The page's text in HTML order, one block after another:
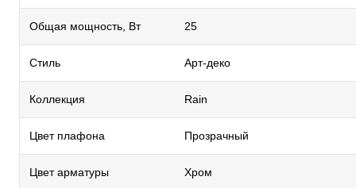
Общая мощность, Вт 25
Стиль Арт-деко
Коллекция Rain
Цвет плафона Прозрачный
Цвет арматуры Хром